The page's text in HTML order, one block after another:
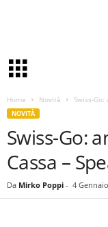
Home Novità Swiss-
NOVITÀ
Swiss-Go:
Cassa –
Da Mirko Poppi - 4